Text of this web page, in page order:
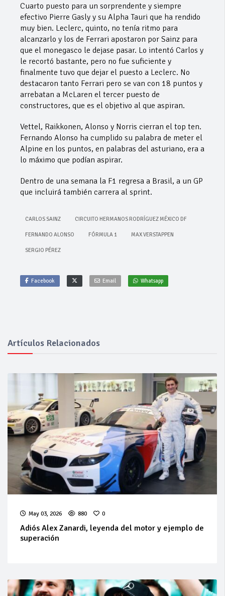
Cuarto puesto para un sorprendente y siempre
efectivo Pierre Gasly y su Alpha Tauri que ha rendido
muy bien. Leclerc, quinto, no tenía ritmo para
alcanzarlo y los de Ferrari apostaron por Sainz para
que el monegasco le dejase pasar. Lo intentó Carlos y
le recortó bastante, pero no fue suficiente y
finalmente tuvo que dejar el puesto a Leclerc. No
destacaron tanto Ferrari pero se van con 18 puntos y
arrebatan a McLaren el tercer puesto de
constructores, que es el objetivo al que aspiran.
Vettel, Raikkonen, Alonso y Norris cierran el top ten.
Fernando Alonso ha cumplido su palabra de meter el
Alpine en los puntos, en palabras del asturiano, era a
lo máximo que podían aspirar.
Dentro de una semana la F1 regresa a Brasil, a un GP
que incluirá también carrera al sprint.
CARLOS SAINZ CIRCUITO HERMANOS RODRÍGUEZ MÉXICO DF
FERNANDO ALONSO FÓRMULA 1 MAX VERSTAPPEN
SERGIO PÉREZ
Facebook Email Whatsapp
Artículos Relacionados
May 03, 2026 880 0
Adiós Alex Zanardi, leyenda del motor y ejemplo de
superación